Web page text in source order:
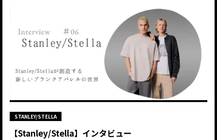
STANLEY/STELLA
【Stanley/Stella】インタビュー